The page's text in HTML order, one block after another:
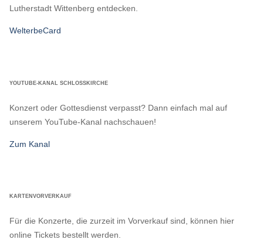
Lutherstadt Wittenberg entdecken.
WelterbeCard
YOUTUBE-KANAL SCHLOSSKIRCHE
Konzert oder Gottesdienst verpasst? Dann einfach mal auf
unserem YouTube-Kanal nachschauen!
Zum Kanal
KARTENVORVERKAUF
Für die Konzerte, die zurzeit im Vorverkauf sind, können hier
online Tickets bestellt werden.